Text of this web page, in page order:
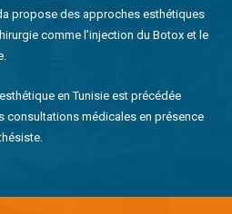
propose des approches esthétiques
comme l’injection du Botox et le
en Tunisie est précédée
consultations médicales en présence